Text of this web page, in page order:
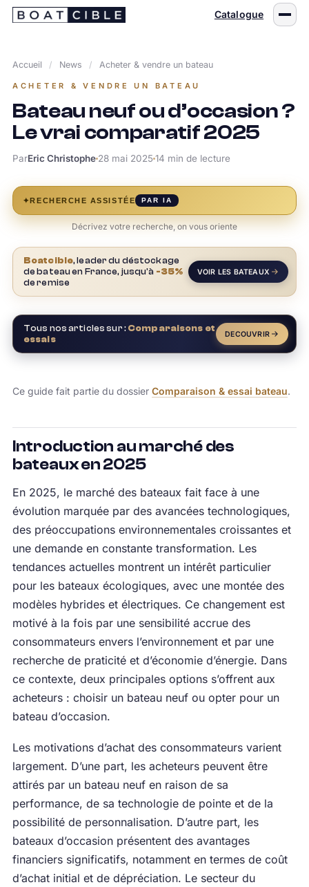
Passer
Catalogue
Accueil / News / Acheter & vendre un bateau
ACHETER & VENDRE UN BATEAU
Bateau neuf ou d’occasion ?
Le vrai comparatif 2025
ParEric Christophe28 mai 2025 14 min de lecture
✦RECHERCHE ASSISTÉE PAR IA
Décrivez votre recherche, on vous oriente
Boatcible, leader du déstockage
de bateau en France, jusqu'à -35%
de remise
VOIR LES BATEAUX
Tous nos articles sur : Comparaisons et
essais
DECOUVRIR
Ce guide fait partie du dossier Comparaison & essai bateau.
Introduction au marché des
bateaux en 2025
En 2025, le marché des bateaux fait face à une
évolution marquée par des avancées technologiques,
des préoccupations environnementales croissantes et
une demande en constante transformation. Les
tendances actuelles montrent un intérêt particulier
pour les bateaux écologiques, avec une montée des
modèles hybrides et électriques. Ce changement est
motivé à la fois par une sensibilité accrue des
consommateurs envers l’environnement et par une
recherche de praticité et d’économie d’énergie. Dans
ce contexte, deux principales options s’offrent aux
acheteurs : choisir un bateau neuf ou opter pour un
bateau d’occasion.
Les motivations d’achat des consommateurs varient
largement. D’une part, les acheteurs peuvent être
attirés par un bateau neuf en raison de sa
performance, de sa technologie de pointe et de la
possibilité de personnalisation. D’autre part, les
bateaux d’occasion présentent des avantages
financiers significatifs, notamment en termes de coût
d’achat initial et de dépréciation. Le secteur du